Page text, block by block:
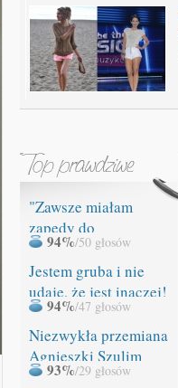
"Zawsze miałam
zapędy do
ROZBIERANIA SIĘ"
94%/50 głosów
Jestem gruba i nie
udaję, że jest inaczej!
94%/47 głosów
Niezwykła przemiana
Agnieszki Szulim
93%/29 głosów